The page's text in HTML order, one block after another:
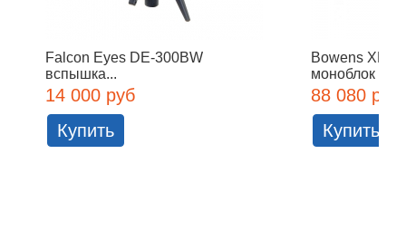
Falcon Eyes DE-300BW
вспышка...
14 000 руб
Купить
Bowens XMS
моноблок
88 080 руб
Купить